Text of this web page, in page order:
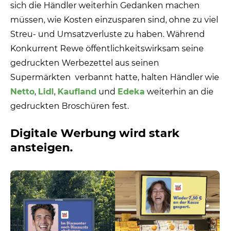
sich die Händler weiterhin Gedanken machen
müssen, wie Kosten einzusparen sind, ohne zu viel
Streu- und Umsatzverluste zu haben. Während
Konkurrent Rewe öffentlichkeitswirksam seine
gedruckten Werbezettel aus seinen
Supermärkten verbannt hatte, halten Händler wie
Netto, Lidl, Kaufland und Edeka weiterhin an die
gedruckten Broschüren fest.
Digitale Werbung wird stark
ansteigen.